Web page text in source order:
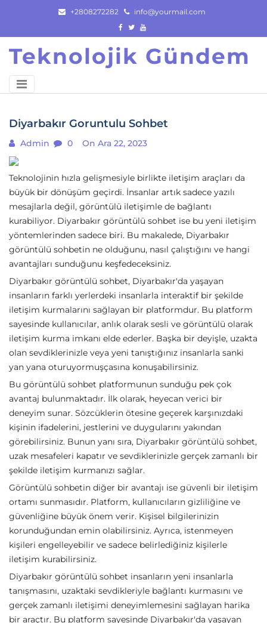
content
+2808272282 info@yourmail.com
Teknolojik Gündem
Diyarbakır Goruntulu Sohbet
Admin 0 On Ara 22, 2023
Teknolojinin hızla gelişmesiyle birlikte iletişim araçları da
büyük bir dönüşüm geçirdi. İnsanlar artık sadece yazılı
mesajlarla değil, görüntülü iletişimle de bağlantı
kurabiliyor. Diyarbakır görüntülü sohbet ise bu yeni iletişim
yöntemlerinden sadece biri. Bu makalede, Diyarbakır
görüntülü sohbetin ne olduğunu, nasıl çalıştığını ve hangi
avantajları sunduğunu keşfedeceksiniz.
Diyarbakır görüntülü sohbet, Diyarbakır'da yaşayan
insanların farklı yerlerdeki insanlarla interaktif bir şekilde
iletişim kurmalarını sağlayan bir platformdur. Bu platform
sayesinde kullanıcılar, anlık olarak sesli ve görüntülü olarak
iletişim kurma imkanı elde ederler. Başka bir deyişle, uzakta
olan sevdiklerinizle veya yeni tanıştığınız insanlarla sanki
yan yana oturuyormuşçasına konuşabilirsiniz.
Bu görüntülü sohbet platformunun sunduğu pek çok
avantaj bulunmaktadır. İlk olarak, heyecan verici bir
deneyim sunar. Sözcüklerin ötesine geçerek karşınızdaki
kişinin ifadelerini, jestlerini ve duygularını yakından
görebilirsiniz. Bunun yanı sıra, Diyarbakır görüntülü sohbet,
uzak mesafeleri kapatır ve sevdiklerinizle gerçek zamanlı bir
şekilde iletişim kurmanızı sağlar.
Görüntülü sohbetin diğer bir avantajı ise güvenli bir iletişim
ortamı sunmasıdır. Platform, kullanıcıların gizliliğine ve
güvenliğine büyük önem verir. Kişisel bilgilerinizin
korunduğundan emin olabilirsiniz. Ayrıca, istenmeyen
kişileri engelleyebilir ve sadece belirlediğiniz kişilerle
iletişim kurabilirsiniz.
Diyarbakır görüntülü sohbet insanların yeni insanlarla
tanışmasını, uzaktaki sevdikleriyle bağlantı kurmasını ve
gerçek zamanlı iletişimi deneyimlemesini sağlayan harika
bir araçtır. Bu platform sayesinde Diyarbakır'da yaşayan